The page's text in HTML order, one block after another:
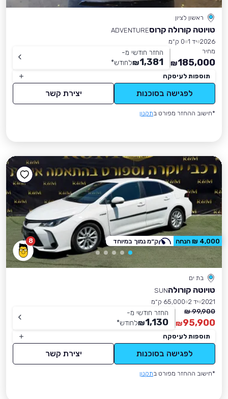
ראשון לציון
טויוטה קורולה קרוסADVENTURE
2026 יד 1
0 ק״מ
מחיר
185,000
₪
החזר חודשי מ-
1,381
₪לחודש*
תוספות לעיסקה
לפגישה בסוכנות יצירת קשר
*חישוב ההחזר מפורט בתקנון
8
בת ים
טויוטה קורולהSUN
2021 יד 2
65,000 ק״מ
99,900 ₪
95,900
₪
החזר חודשי מ-
1,130
₪לחודש*
תוספות לעיסקה
לפגישה בסוכנות יצירת קשר
*חישוב ההחזר מפורט בתקנון
4,000 ₪ הנחה ק״מ נמוך במיוחד